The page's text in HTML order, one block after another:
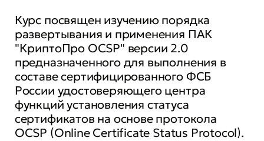
Курс посвящен изучению порядка
развертывания и применения ПАК
"КриптоПро OCSP" версии 2.0
предназначенного для выполнения в
составе сертифицированного ФСБ
России удостоверяющего центра
функций установления статуса
сертификатов на основе протокола
OCSP (Online Certificate Status Protocol).